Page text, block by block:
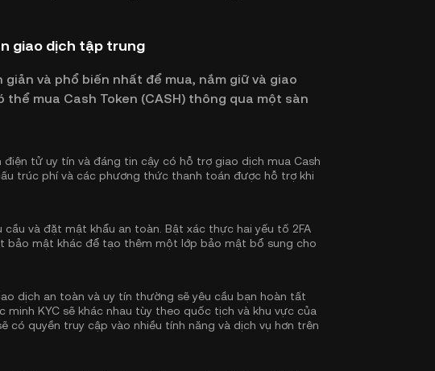
giao dịch tập trung
và phổ biến nhất để mua, nắm giữ và giao
mua Cash Token (CASH) thông qua một sàn
tử uy tín và đáng tin cậy có hỗ trợ giao dịch mua Cash
trúc phí và các phương thức thanh toán được hỗ trợ khi
và đặt mật khẩu an toàn. Bật xác thực hai yếu tố 2FA
bảo mật khác để tạo thêm một lớp bảo mật bổ sung cho
dịch an toàn và uy tín thường sẽ yêu cầu bạn hoàn tất
minh KYC sẽ khác nhau tùy theo quốc tịch và khu vực của
có quyền truy cập vào nhiều tính năng và dịch vụ hơn trên